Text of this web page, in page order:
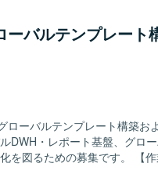
を進められる方を求めており
組んでいただける方が望まし
画することで、グローバル
。英語を活用しながら大規模
いただけます。 【開発環境】
含むプロジェクトメンバーと
ーバルテンプレート
ローバルテンプレート構築お
DWH・レポート基盤、グロ
の募集です。 【作業内容】 イ